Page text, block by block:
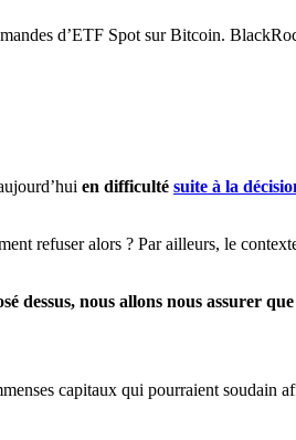
d’ETF Spot sur Bitcoin.
en difficulté suite à la
refuser alors ? Par ailleurs, le
nous allons nous assurer
capitaux qui pourraient soudain